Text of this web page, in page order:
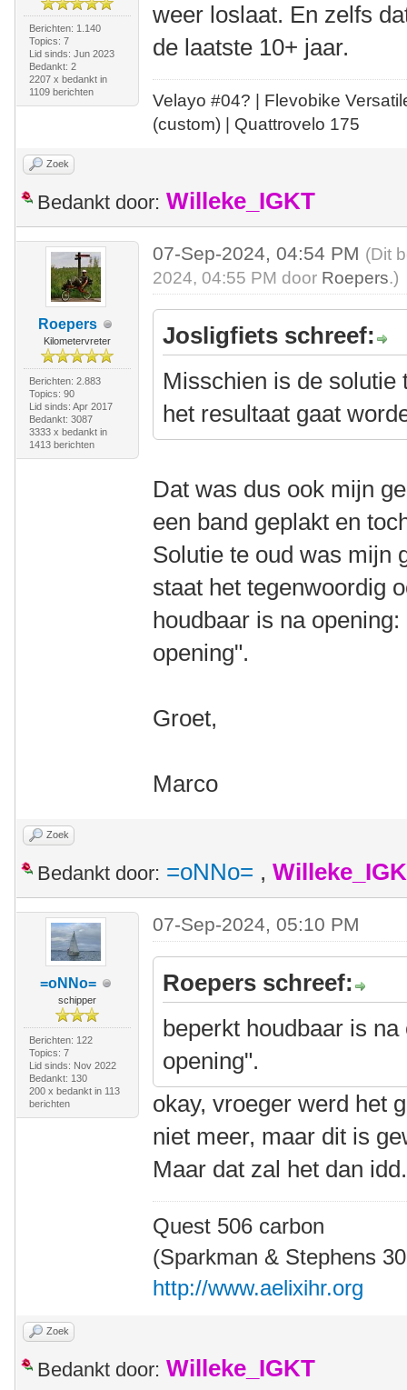
Berichten: 1.140
Topics: 7
Lid sinds: Jun 2023
Bedankt: 2
2207 x bedankt in
1109 berichten
weer loslaat. En zelfs
de laatste 10+ jaar.
Velayo #04? | Flevobike
(custom) | Quattrovelo 175
Zoek
Bedankt door: Willeke_IGKT
Roepers
Kilometervreter
Berichten: 2.883
Topics: 90
Lid sinds: Apr 2017
Bedankt: 3087
3333 x bedankt in
1413 berichten
07-Sep-2024, 04:54 PM (Dit
2024, 04:55 PM door Roepers.)
Josligfiets schreef:
Misschien is de solutie
het resultaat gaat
Dat was dus ook mijn
een band geplakt en
Solutie te oud was mijn
staat het tegenwoordig
houdbaar is na
opening".
Groet,
Marco
Zoek
Bedankt door: =oNNo= ,
=oNNo=
schipper
Berichten: 122
Topics: 7
Lid sinds: Nov 2022
Bedankt: 130
200 x bedankt in 113
berichten
07-Sep-2024, 05:10 PM
Roepers schreef:
beperkt houdbaar is
opening".
okay, vroeger werd het
niet meer, maar dit is
Maar dat zal het dan
Quest 506 carbon
(Sparkman & Stephens
http://www.aelixihr.org
Zoek
Bedankt door: Willeke_IGKT